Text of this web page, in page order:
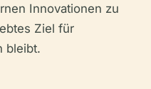
Innovationen zu
Ziel für
bleibt.